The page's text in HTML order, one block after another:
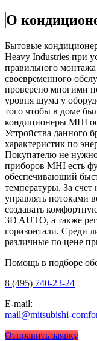
О
Бытовые
Heavy Industries при
правильного
своевременного
проверено многими
уровня шума у
того чтобы в доме
кондиционеры MHI
Устройства данного
характеристик по
Покупателю не нужно
приборов MHI есть
обеспечивающий
температуры. За
управлять потоками
создавать
3D AUTO, а также
горизонтали. Среди
различные по цене
Помощь в подборе
8 (495) 740-23-24
E-mail:
mail@mitsubishi-
Отправить заявку